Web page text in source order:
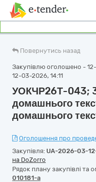
Повернутись назад
Закупівлю оголошено -
12-03-2026, 14:11
УОКЧР26Т-043;
домашнього
домашнього
Оголошення про
Закупівля: UA-2026-03-
на DoZorro
Рядок плану закупівлі та
010181-a